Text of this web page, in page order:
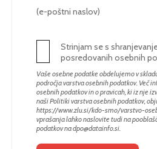
(e-poštni naslov)
Strinjam se s
posredovanih osebnih
Vaše osebne podatke obdelujemo v
področja varstva osebnih podatkov. Več
osebnih podatkov in o pravicah, ki iz nje
naši Politiki varstva osebnih podatkov,
https://www.zlu.si/kdo-smo/varstvo-
vprašanja lahko naslovite tudi na
podatkov nadpo@datainfo.si